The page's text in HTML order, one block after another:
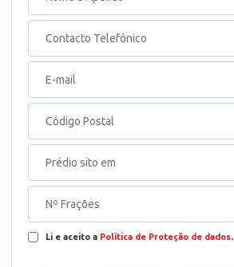
Li e aceito a Política de Proteção de dados.